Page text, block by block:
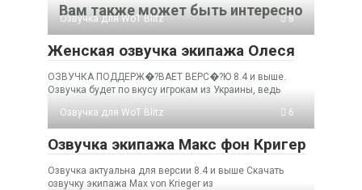
Вам также может быть интересно
Озвучка для WoT Blitz 8
Женская озвучка экипажа Олеся
ОЗВУЧКА ПОДДЕРЖ�?ВАЕТ ВЕРС�?Ю 8.4 и выше.
Озвучка будет по вкусу игрокам из Украины, ведь
Озвучка для WoT Blitz
6
Озвучка экипажа Макс фон Кригер
Озвучка актуальна для версии 8.4 и выше Скачать
озвучку экипажа Max von Krieger из